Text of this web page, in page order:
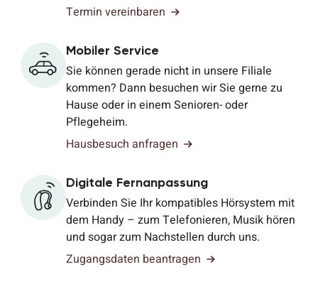
Termin vereinbaren
Mobiler Service
Sie können gerade nicht in unsere Filiale
kommen? Dann besuchen wir Sie gerne zu
Hause oder in einem Senioren- oder
Pflegeheim.
Hausbesuch anfragen
Digitale Fernanpassung
Verbinden Sie Ihr kompatibles Hörsystem mit
dem Handy – zum Telefonieren, Musik hören
und sogar zum Nachstellen durch uns.
Zugangsdaten beantragen